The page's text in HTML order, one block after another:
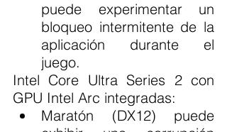
puede experimentar un
bloqueo intermitente de la
aplicación durante el
juego.
Intel Core Ultra Series 2 con
GPU Intel Arc integradas:
Maratón (DX12) puede